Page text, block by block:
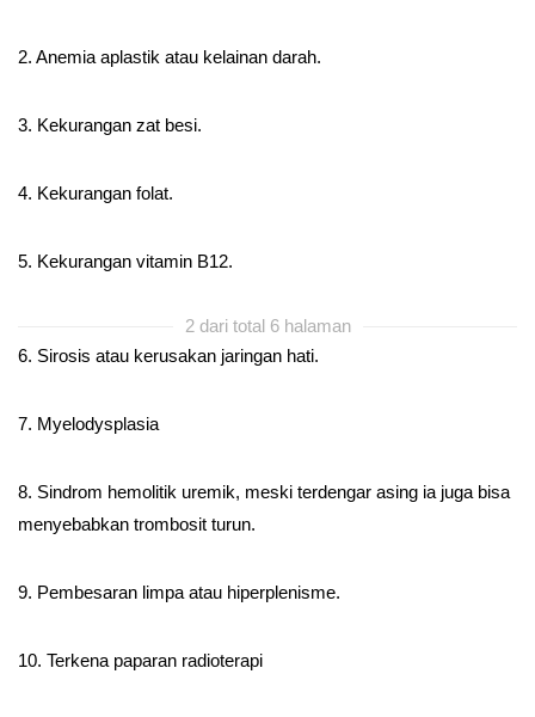
2. Anemia aplastik atau kelainan darah.
3. Kekurangan zat besi.
4. Kekurangan folat.
5. Kekurangan vitamin B12.
2 dari total 6 halaman
6. Sirosis atau kerusakan jaringan hati.
7. Myelodysplasia
8. Sindrom hemolitik uremik, meski terdengar asing ia juga bisa
menyebabkan trombosit turun.
9. Pembesaran limpa atau hiperplenisme.
10. Terkena paparan radioterapi